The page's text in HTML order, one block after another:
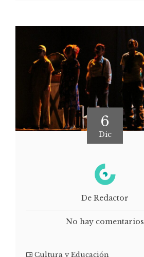
6
Dic
De Redactor
No hay comentarios
Cultura y Educación